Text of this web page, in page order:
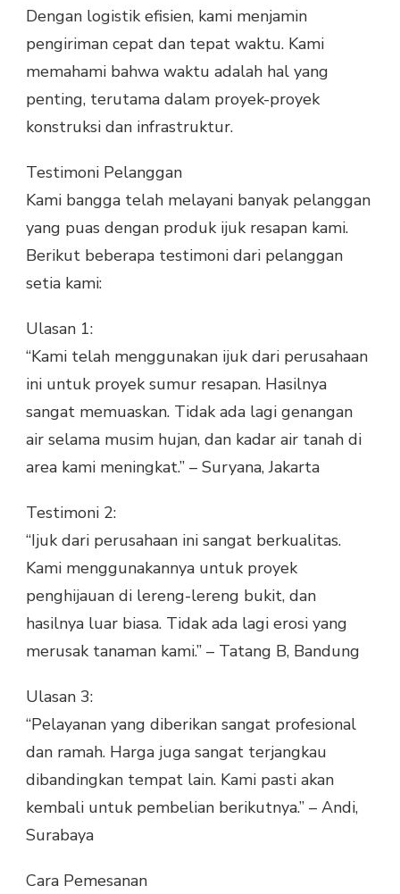
Dengan logistik efisien, kami menjamin
pengiriman cepat dan tepat waktu. Kami
memahami bahwa waktu adalah hal yang
penting, terutama dalam proyek-proyek
konstruksi dan infrastruktur.
Testimoni Pelanggan
Kami bangga telah melayani banyak pelanggan
yang puas dengan produk ijuk resapan kami.
Berikut beberapa testimoni dari pelanggan
setia kami:
Ulasan 1:
“Kami telah menggunakan ijuk dari perusahaan
ini untuk proyek sumur resapan. Hasilnya
sangat memuaskan. Tidak ada lagi genangan
air selama musim hujan, dan kadar air tanah di
area kami meningkat.” – Suryana, Jakarta
Testimoni 2:
“Ijuk dari perusahaan ini sangat berkualitas.
Kami menggunakannya untuk proyek
penghijauan di lereng-lereng bukit, dan
hasilnya luar biasa. Tidak ada lagi erosi yang
merusak tanaman kami.” – Tatang B, Bandung
Ulasan 3:
“Pelayanan yang diberikan sangat profesional
dan ramah. Harga juga sangat terjangkau
dibandingkan tempat lain. Kami pasti akan
kembali untuk pembelian berikutnya.” – Andi,
Surabaya
Cara Pemesanan